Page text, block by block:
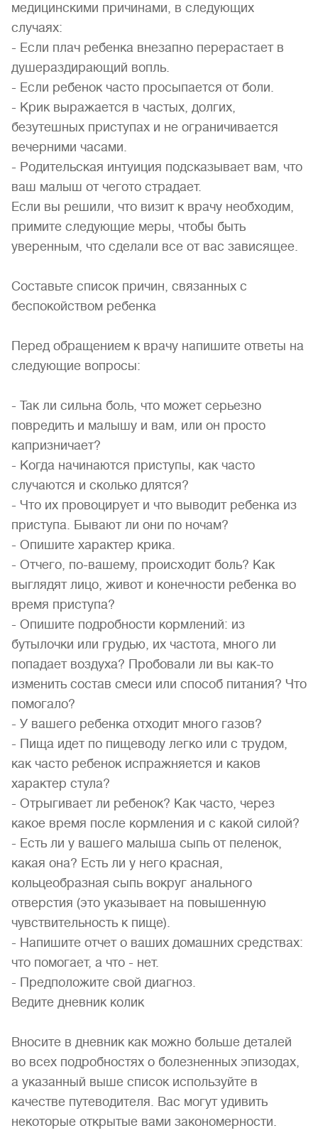
медицинскими причинами, в следующих
случаях:
- Если плач ребенка внезапно перерастает в
душераздирающий вопль.
- Если ребенок часто просыпается от боли.
- Крик выражается в частых, долгих,
безутешных приступах и не ограничивается
вечерними часами.
- Родительская интуиция подсказывает вам, что
ваш малыш от чегото страдает.
Если вы решили, что визит к врачу необходим,
примите следующие меры, чтобы быть
уверенным, что сделали все от вас зависящее.
Составьте список причин, связанных с
беспокойством ребенка
Перед обращением к врачу напишите ответы на
следующие вопросы:
- Так ли сильна боль, что может серьезно
повредить и малышу и вам, или он просто
капризничает?
- Когда начинаются приступы, как часто
случаются и сколько длятся?
- Что их провоцирует и что выводит ребенка из
приступа. Бывают ли они по ночам?
- Опишите характер крика.
- Отчего, по-вашему, происходит боль? Как
выглядят лицо, живот и конечности ребенка во
время приступа?
- Опишите подробности кормлений: из
бутылочки или грудью, их частота, много ли
попадает воздуха? Пробовали ли вы как-то
изменить состав смеси или способ питания? Что
помогало?
- У вашего ребенка отходит много газов?
- Пища идет по пищеводу легко или с трудом,
как часто ребенок испражняется и каков
характер стула?
- Отрыгивает ли ребенок? Как часто, через
какое время после кормления и с какой силой?
- Есть ли у вашего малыша сыпь от пеленок,
какая она? Есть ли у него красная,
кольцеобразная сыпь вокруг анального
отверстия (это указывает на повышенную
чувствительность к пище).
- Напишите отчет о ваших домашних средствах:
что помогает, а что - нет.
- Предположите свой диагноз.
Ведите дневник колик
Вносите в дневник как можно больше деталей
во всех подробностях о болезненных эпизодах,
а указанный выше список используйте в
качестве путеводителя. Вас могут удивить
некоторые открытые вами закономерности.